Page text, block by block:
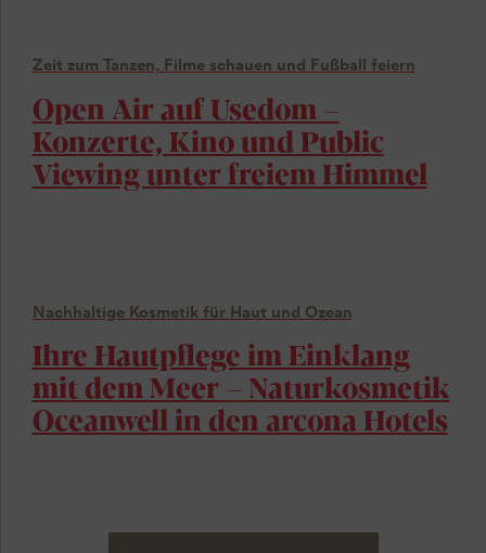
Zeit zum Tanzen, Filme schauen und Fußball feiern
Open Air auf Usedom –
Konzerte, Kino und Public
Viewing unter freiem Himmel
Nachhaltige Kosmetik für Haut und Ozean
Ihre Hautpflege im Einklang
mit dem Meer – Naturkosmetik
Oceanwell in den arcona Hotels